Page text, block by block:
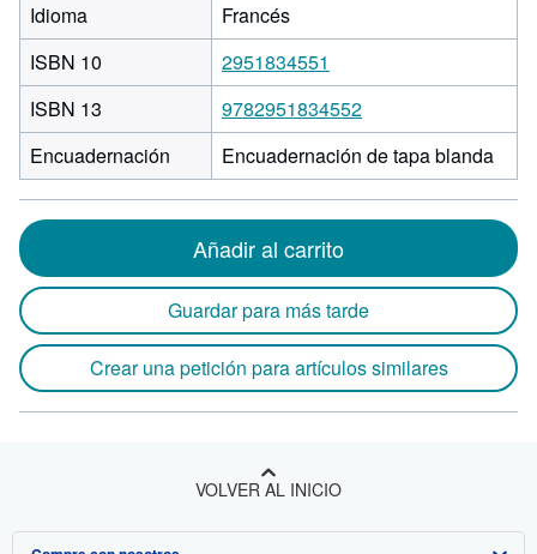
Idioma
Francés
ISBN 10
2951834551
ISBN 13
9782951834552
Encuadernación
Encuadernación de tapa blanda
Añadir al carrito
Guardar para más tarde
Crear una petición para artículos similares
VOLVER AL INICIO